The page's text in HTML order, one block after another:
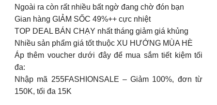
Ngoài ra còn rất nhiều bất ngờ đang chờ đón bạn
Gian hàng GIẢM SỐC 49%++ cực nhiệt
TOP DEAL BÁN CHẠY nhất tháng giảm giá khủng
Nhiều sản phẩm giá tốt thuộc XU HƯỚNG MÙA HÈ
Áp thêm voucher dưới đây để mua sắm tiết kiệm tối
đa:
Nhập mã 255FASHIONSALE – Giảm 100%, đơn từ
150K, tối đa 15K